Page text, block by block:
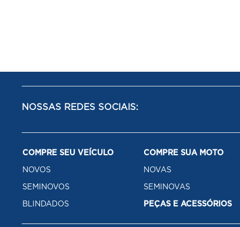
NOSSAS REDES SOCIAIS:
COMPRE SEU VEÍCULO
NOVOS
SEMINOVOS
BLINDADOS
COMPRE SUA MOTO
NOVAS
SEMINOVAS
PEÇAS E ACESSÓRIOS